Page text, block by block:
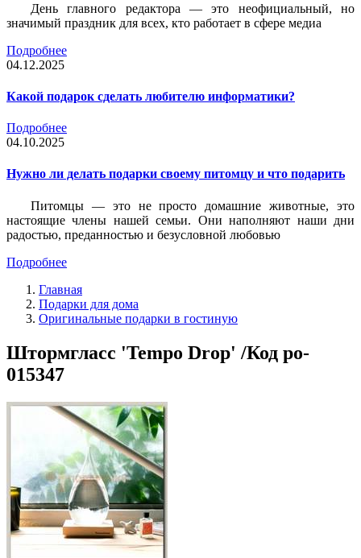
День главного редактора — это неофициальный, но
значимый праздник для всех, кто работает в сфере медиа
Подробнее
04.12.2025
Какой подарок сделать любителю информатики?
Подробнее
04.10.2025
Нужно ли делать подарки своему питомцу и что подарить
Питомцы — это не просто домашние животные, это
настоящие члены нашей семьи. Они наполняют наши дни
радостью, преданностью и безусловной любовью
Подробнее
Главная
Подарки для дома
Оригинальные подарки в гостиную
Штормгласс 'Tempo Drop' /Код po-
015347